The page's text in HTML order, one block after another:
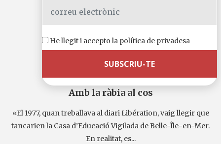
Amb la ràbia al cos
«El 1977, quan treballava al diari Libération, vaig llegir que
tancarien la Casa d’Educació Vigilada de Belle-Île-en-Mer.
En realitat, es...
He llegit i accepto la política de privadesa